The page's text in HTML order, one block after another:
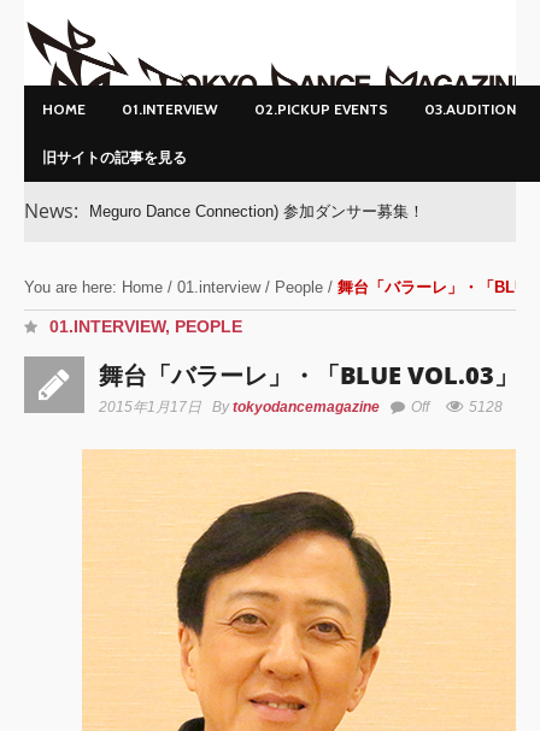
HOME 01.INTERVIEW 02.PICKUP EVENTS 03.AUDITION
旧サイトの記事を見る
News:Dance Connection) 参加ダンサー募集！
You are here: Home / 01.interview/ People / 舞台「バラーレ」・「
01.INTERVIEW, PEOPLE
舞台「バラーレ」・「BLUE VOL.03」
2015年1月17日 Bytokyodancemagazine Off 5128